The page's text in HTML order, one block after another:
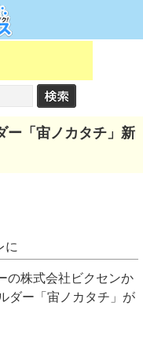
ー「宙ノカタチ」新
に
の株式会社ビクセンか
ダー「宙ノカタチ」が